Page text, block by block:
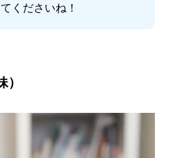
くださいね！
）